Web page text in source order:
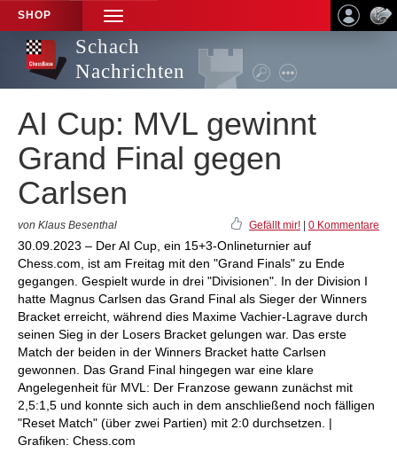
SHOP
TOGGLE
NAVIGATION
Schach
Nachrichten
AI Cup: MVL gewinnt
Grand Final gegen
Carlsen
von Klaus Besenthal Gefällt mir! 0 Kommentare
30.09.2023 – Der AI Cup, ein 15+3-Onlineturnier auf
Chess.com, ist am Freitag mit den "Grand Finals" zu Ende
gegangen. Gespielt wurde in drei "Divisionen". In der Division I
hatte Magnus Carlsen das Grand Final als Sieger der Winners
Bracket erreicht, während dies Maxime Vachier-Lagrave durch
seinen Sieg in der Losers Bracket gelungen war. Das erste
Match der beiden in der Winners Bracket hatte Carlsen
gewonnen. Das Grand Final hingegen war eine klare
Angelegenheit für MVL: Der Franzose gewann zunächst mit
2,5:1,5 und konnte sich auch in dem anschließend noch fälligen
"Reset Match" (über zwei Partien) mit 2:0 durchsetzen. |
Grafiken: Chess.com